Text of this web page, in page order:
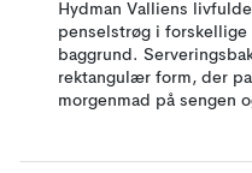
Hydman Valliens
penselstrøg i
baggrund.
rektangulær form, der
morgenmad på sengen